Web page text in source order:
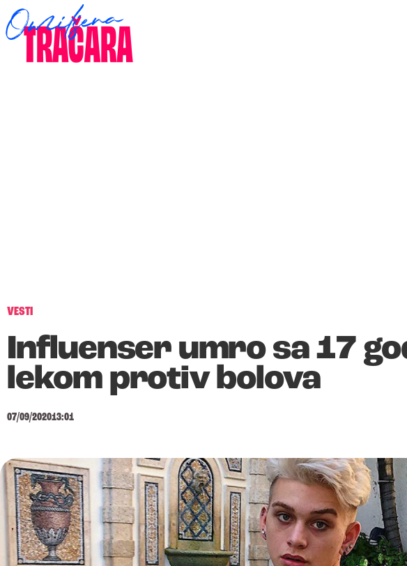
VESTI
Influenser umro sa 17
lekom protiv bolova
07/09/202013:01